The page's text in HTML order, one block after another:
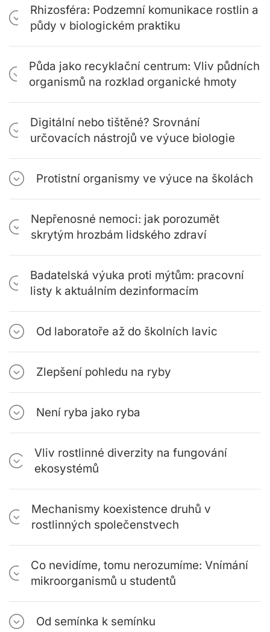
Rhizosféra: Podzemní komunikace rostlin a
půdy v biologickém praktiku
Půda jako recyklační centrum: Vliv půdních
organismů na rozklad organické hmoty
Digitální nebo tištěné? Srovnání
určovacích nástrojů ve výuce biologie
Protistní organismy ve výuce na školách
Nepřenosné nemoci: jak porozumět
skrytým hrozbám lidského zdraví
Badatelská výuka proti mýtům: pracovní
listy k aktuálním dezinformacím
Od laboratoře až do školních lavic
Zlepšení pohledu na ryby
Není ryba jako ryba
Vliv rostlinné diverzity na fungování
ekosystémů
Mechanismy koexistence druhů v
rostlinných společenstvech
Co nevidíme, tomu nerozumíme: Vnímání
mikroorganismů u studentů
Od semínka k semínku